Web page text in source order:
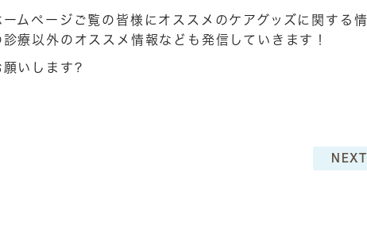
ムページご覧の皆様にオススメのケアグッズに関する情
療以外のオススメ情報なども発信していきます！
願いします?
NEXT